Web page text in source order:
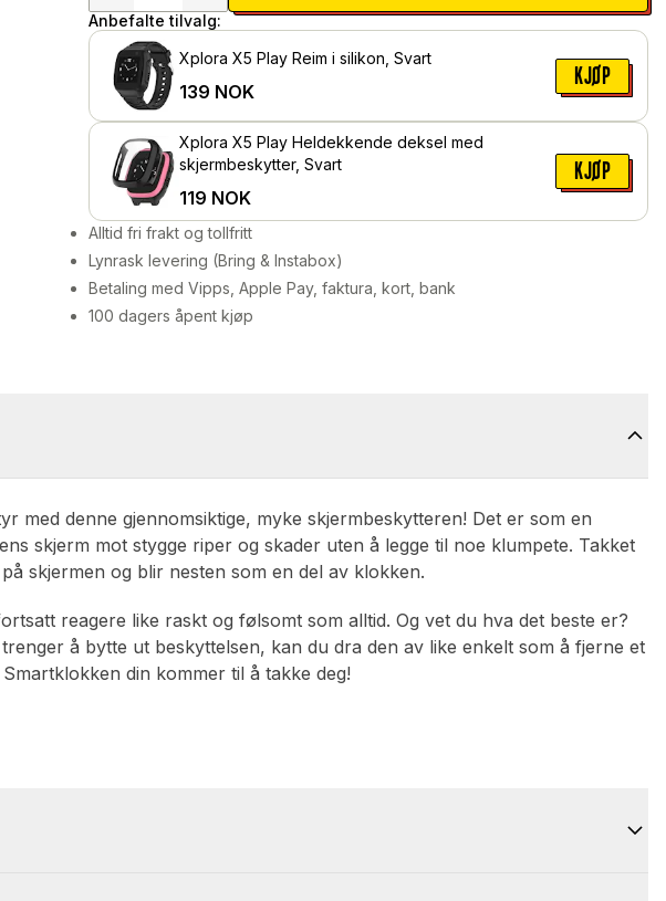
Anbefalte tilvalg:
Xplora X5 Play Reim i silikon, Svart
139 NOK
KJØP
Xplora X5 Play Heldekkende deksel med
skjermbeskytter, Svart
119 NOK
KJØP
Alltid fri frakt og tollfritt
Lynrask levering (Bring & Instabox)
Betaling med Vipps, Apple Pay, faktura, kort, bank
100 dagers åpent kjøp
med denne gjennomsiktige, myke skjermbeskytteren! Det er som en
skjerm mot stygge riper og skader uten å legge til noe klumpete. Takket
skjermen og blir nesten som en del av klokken.
reagere like raskt og følsomt som alltid. Og vet du hva det beste er?
å bytte ut beskyttelsen, kan du dra den av like enkelt som å fjerne et
din kommer til å takke deg!